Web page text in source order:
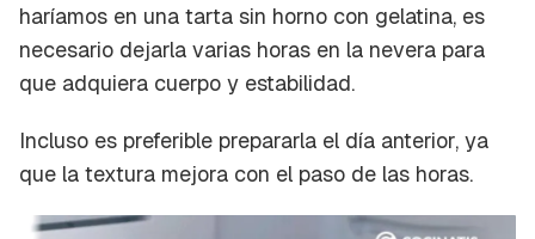
haríamos en una tarta sin horno con gelatina, es
necesario dejarla varias horas en la nevera para
que adquiera cuerpo y estabilidad.
Incluso es preferible prepararla el día anterior, ya
que la textura mejora con el paso de las horas.